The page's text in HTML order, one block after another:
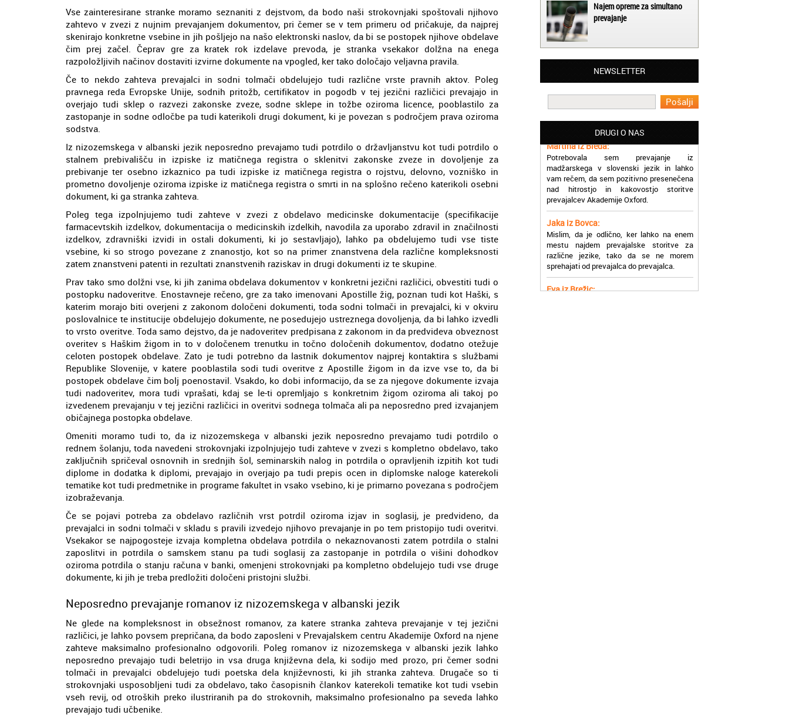
Vse zainteresirane stranke moramo seznaniti z dejstvom, da bodo naši strokovnjaki spoštovali njihovo
zahtevo v zvezi z nujnim prevajanjem dokumentov, pri čemer se v tem primeru od pričakuje, da najprej
skenirajo konkretne vsebine in jih pošljejo na našo elektronski naslov, da bi se postopek njihove obdelave
čim prej začel. Čeprav gre za kratek rok izdelave prevoda, je stranka vsekakor dolžna na enega
razpoložljivih načinov dostaviti izvirne dokumente na vpogled, ker tako določajo veljavna pravila.
Če to nekdo zahteva prevajalci in sodni tolmači obdelujejo tudi različne vrste pravnih aktov. Poleg
pravnega reda Evropske Unije, sodnih pritožb, certifikatov in pogodb v tej jezični različici prevajajo in
overjajo tudi sklep o razvezi zakonske zveze, sodne sklepe in tožbe oziroma licence, pooblastilo za
zastopanje in sodne odločbe pa tudi katerikoli drugi dokument, ki je povezan s področjem prava oziroma
sodstva.
Iz nizozemskega v albanski jezik neposredno prevajamo tudi potrdilo o državljanstvu kot tudi potrdilo o
stalnem prebivališču in izpiske iz matičnega registra o sklenitvi zakonske zveze in dovoljenje za
prebivanje ter osebno izkaznico pa tudi izpiske iz matičnega registra o rojstvu, delovno, vozniško in
prometno dovoljenje oziroma izpiske iz matičnega registra o smrti in na splošno rečeno katerikoli osebni
dokument, ki ga stranka zahteva.
Poleg tega izpolnjujemo tudi zahteve v zvezi z obdelavo medicinske dokumentacije (specifikacije
farmacevtskih izdelkov, dokumentacija o medicinskih izdelkih, navodila za uporabo zdravil in značilnosti
izdelkov, zdravniški izvidi in ostali dokumenti, ki jo sestavljajo), lahko pa obdelujemo tudi vse tiste
vsebine, ki so strogo povezane z znanostjo, kot so na primer znanstvena dela različne kompleksnosti
zatem znanstveni patenti in rezultati znanstvenih raziskav in drugi dokumenti iz te skupine.
Prav tako smo dolžni vse, ki jih zanima obdelava dokumentov v konkretni jezični različici, obvestiti tudi o
postopku nadoveritve. Enostavneje rečeno, gre za tako imenovani Apostille žig, poznan tudi kot Haški, s
katerim morajo biti overjeni z zakonom določeni dokumenti, toda sodni tolmači in prevajalci, ki v okviru
poslovalnice te institucije obdelujejo dokumente, ne posedujejo ustreznega dovoljenja, da bi lahko izvedli
to vrsto overitve. Toda samo dejstvo, da je nadoveritev predpisana z zakonom in da predvideva obveznost
overitev s Haškim žigom in to v določenem trenutku in točno določenih dokumentov, dodatno otežuje
celoten postopek obdelave. Zato je tudi potrebno da lastnik dokumentov najprej kontaktira s službami
Republike Slovenije, v katere pooblastila sodi tudi overitve z Apostille žigom in da izve vse to, da bi
postopek obdelave čim bolj poenostavil. Vsakdo, ko dobi informacijo, da se za njegove dokumente izvaja
tudi nadoveritev, mora tudi vprašati, kdaj se le-ti opremljajo s konkretnim žigom oziroma ali takoj po
izvedenem prevajanju v tej jezični različici in overitvi sodnega tolmača ali pa neposredno pred izvajanjem
običajnega postopka obdelave.
Omeniti moramo tudi to, da iz nizozemskega v albanski jezik neposredno prevajamo tudi potrdilo o
rednem šolanju, toda navedeni strokovnjaki izpolnjujejo tudi zahteve v zvezi s kompletno obdelavo, tako
zaključnih spričeval osnovnih in srednjih šol, seminarskih nalog in potrdila o opravljenih izpitih kot tudi
diplome in dodatka k diplomi, prevajajo in overjajo pa tudi prepis ocen in diplomske naloge katerekoli
tematike kot tudi predmetnike in programe fakultet in vsako vsebino, ki je primarno povezana s področjem
izobraževanja.
Če se pojavi potreba za obdelavo različnih vrst potrdil oziroma izjav in soglasij, je predvideno, da
prevajalci in sodni tolmači v skladu s pravili izvedejo njihovo prevajanje in po tem pristopijo tudi overitvi.
Vsekakor se najpogosteje izvaja kompletna obdelava potrdila o nekaznovanosti zatem potrdila o stalni
zaposlitvi in potrdila o samskem stanu pa tudi soglasij za zastopanje in potrdila o višini dohodkov
oziroma potrdila o stanju računa v banki, omenjeni strokovnjaki pa kompletno obdelujejo tudi vse druge
dokumente, ki jih je treba predložiti določeni pristojni službi.
Neposredno prevajanje romanov iz nizozemskega v albanski jezik
Ne glede na kompleksnost in obsežnost romanov, za katere stranka zahteva prevajanje v tej jezični
različici, je lahko povsem prepričana, da bodo zaposleni v Prevajalskem centru Akademije Oxford na njene
zahteve maksimalno profesionalno odgovorili. Poleg romanov iz nizozemskega v albanski jezik lahko
neposredno prevajajo tudi beletrijo in vsa druga književna dela, ki sodijo med prozo, pri čemer sodni
tolmači in prevajalci obdelujejo tudi poetska dela književnosti, ki jih stranka zahteva. Drugače so ti
strokovnjaki usposobljeni tudi za obdelavo, tako časopisnih člankov katerekoli tematike kot tudi vsebin
vseh revij, od otroških preko ilustriranih pa do strokovnih, maksimalno profesionalno pa seveda lahko
prevajajo tudi učbenike.
Najem opreme za simultano
prevajanje
NEWSLETTER
DRUGI O NAS
Matjaž iz Ajdovščine:
Lahko pohvalim vse zaposlene v Akademiji
Oxford, ker so resnično profesionalni in
prevajalske storitve opravljajo hitro in
Martina iz Bleda:
Potrebovala sem prevajanje iz
madžarskega v slovenski jezik in lahko
vam rečem, da sem pozitivno presenečena
nad hitrostjo in kakovostjo storitve
prevajalcev Akademije Oxford.
Jaka iz Bovca:
mestu najdem prevajalske storitve za
različne jezike, tako da se ne morem
sprehajati od prevajalca do prevajalca.
Eva iz Brežic:
jezik, na spletu sem našla Oxford, jih